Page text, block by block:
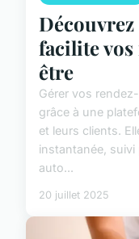
facilite
être
Gérer vos
grâce à une
et leurs clients.
instantanée,
auto...
20 juillet 2025